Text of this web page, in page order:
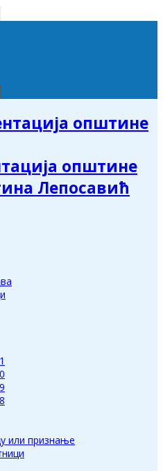
општине
Лепосавић
или признање